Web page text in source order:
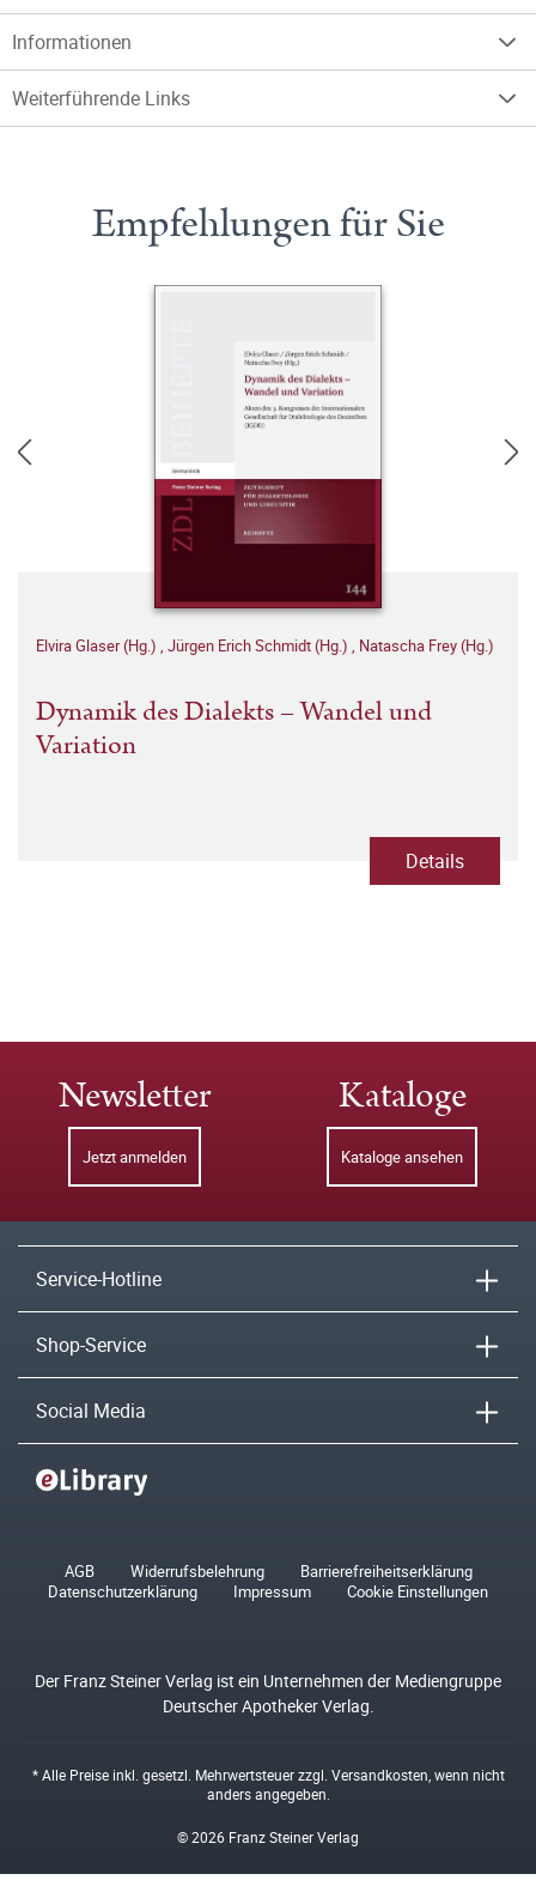
Informationen
Weiterführende Links
Empfehlungen für Sie
Elvira Glaser (Hg.) , Jürgen Erich Schmidt (Hg.) , Natascha Frey (Hg.)
Dynamik des Dialekts – Wandel und
Variation
Details
Newsletter
Jetzt anmelden
Kataloge
Kataloge ansehen
Service-Hotline
Shop-Service
Social Media
AGB Widerrufsbelehrung
Barrierefreiheitserklärung
Datenschutzerklärung
Impressum Cookie Einstellungen
Der Franz Steiner Verlag ist ein Unternehmen der Mediengruppe
Deutscher Apotheker Verlag.
* Alle Preise inkl. gesetzl. Mehrwertsteuer zzgl. Versandkosten , wenn nicht
anders angegeben.
© 2026 Franz Steiner Verlag